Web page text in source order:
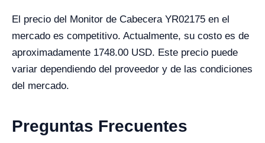
El precio del Monitor de Cabecera YR02175 en el
mercado es competitivo. Actualmente, su costo es de
aproximadamente 1748.00 USD. Este precio puede
variar dependiendo del proveedor y de las condiciones
del mercado.
Preguntas Frecuentes